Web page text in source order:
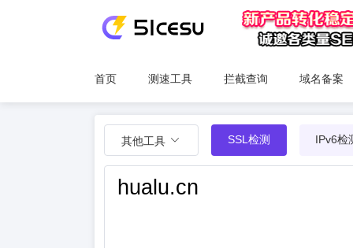
首页 测速工具 拦截查询 域名备案
其他工具 SSL检测 IPv6检